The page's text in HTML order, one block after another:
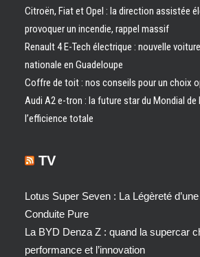
Citroën, Fiat et Opel : la direction assistée
provoquer un incendie, rappel massif
Renault 4 E-Tech électrique : nouvelle
nationale en Guadeloupe
Coffre de toit : nos conseils pour un choix
Audi A2 e-tron : la future star du Mondial de
l’efficience totale
TV
Lotus Super Seven : La Légèreté
Conduite Pure
La BYD Denza Z : quand la supercar
performance et l’innovation